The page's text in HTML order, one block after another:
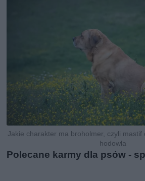
Jakie charakter ma broholmer, czyli
hodowla
Polecane karmy dla psów -